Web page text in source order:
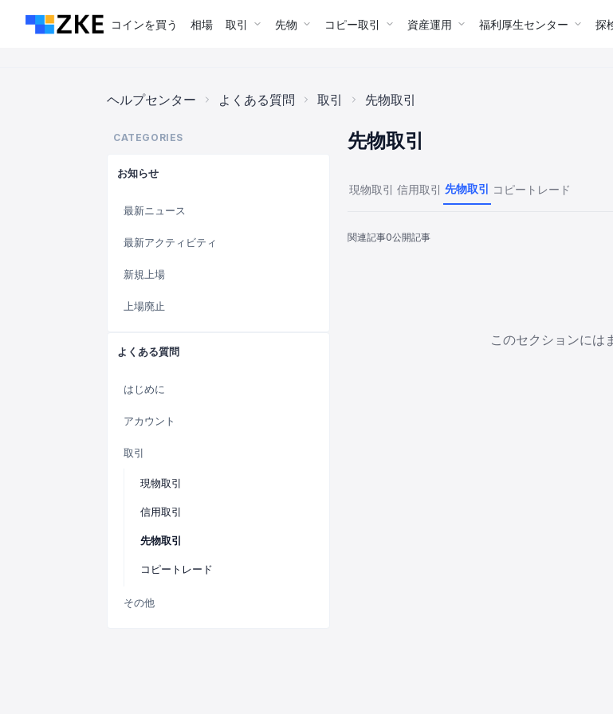
コインを買う 相場 取引 先物 コピー取引 資産運用 福利厚生センター 探
ヘルプセンター よくある質問 取引 先物取引
CATEGORIES
お知らせ
最新ニュース
最新アクティビティ
新規上場
上場廃止
よくある質問
はじめに
アカウント
取引
現物取引
信用取引
先物取引
コピートレード
その他
先物取引
現物取引 信用取引 先物取引 コピートレード
関連記事0公開記事
このセクションには